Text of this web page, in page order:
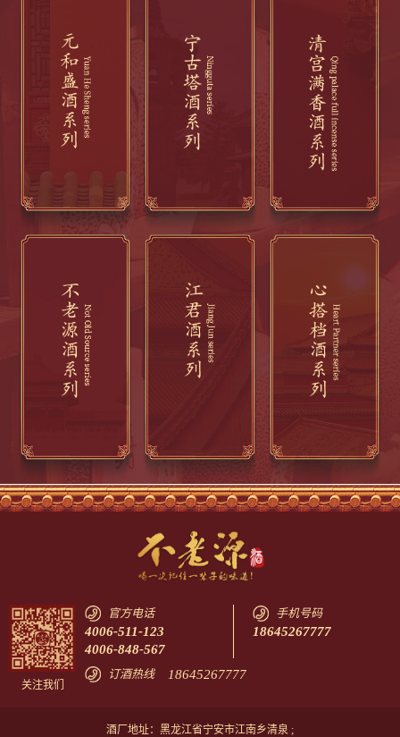
关注我们
官方电话
4006-511-123
4006-848-567
手机号码
18645267777
订酒热线18645267777
酒厂地址：黑龙江省宁安市江南乡清泉 ;